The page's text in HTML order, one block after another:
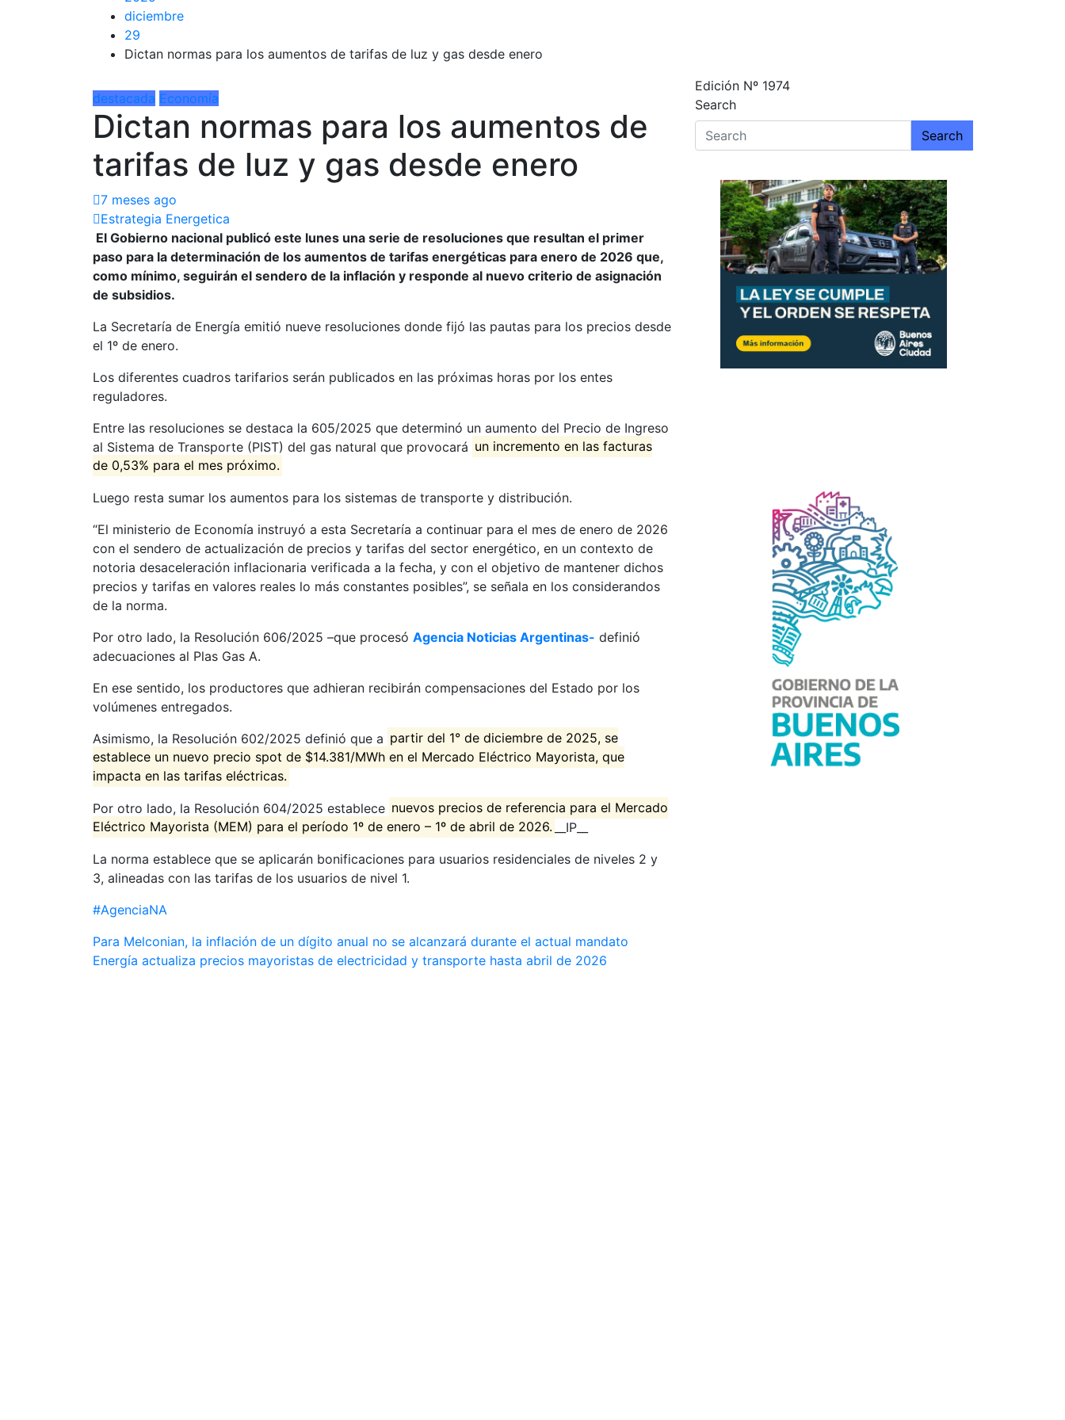
diciembre
29
Dictan normas para los aumentos de tarifas de luz y gas desde enero
destacada Economía
Dictan normas para los aumentos de
tarifas de luz y gas desde enero
7 meses ago
Estrategia Energetica
El Gobierno nacional publicó este lunes una serie de resoluciones que resultan el primer
paso para la determinación de los aumentos de tarifas energéticas para enero de 2026 que,
como mínimo, seguirán el sendero de la inflación y responde al nuevo criterio de asignación
de subsidios.
La Secretaría de Energía emitió nueve resoluciones donde fijó las pautas para los precios desde
el 1º de enero.
Los diferentes cuadros tarifarios serán publicados en las próximas horas por los entes
reguladores.
Entre las resoluciones se destaca la 605/2025 que determinó un aumento del Precio de Ingreso
al Sistema de Transporte (PIST) del gas natural que provocará un incremento en las facturas
de 0,53% para el mes próximo.
Luego resta sumar los aumentos para los sistemas de transporte y distribución.
“El ministerio de Economía instruyó a esta Secretaría a continuar para el mes de enero de 2026
con el sendero de actualización de precios y tarifas del sector energético, en un contexto de
notoria desaceleración inflacionaria verificada a la fecha, y con el objetivo de mantener dichos
precios y tarifas en valores reales lo más constantes posibles”, se señala en los considerandos
de la norma.
Por otro lado, la Resolución 606/2025 –que procesó Agencia Noticias Argentinas- definió
adecuaciones al Plas Gas A.
En ese sentido, los productores que adhieran recibirán compensaciones del Estado por los
volúmenes entregados.
Asimismo, la Resolución 602/2025 definió que a partir del 1° de diciembre de 2025, se
establece un nuevo precio spot de $14.381/MWh en el Mercado Eléctrico Mayorista, que
impacta en las tarifas eléctricas.
Por otro lado, la Resolución 604/2025 establece nuevos precios de referencia para el Mercado
Eléctrico Mayorista (MEM) para el período 1º de enero – 1º de abril de 2026.
__IP__
La norma establece que se aplicarán bonificaciones para usuarios residenciales de niveles 2 y
3, alineadas con las tarifas de los usuarios de nivel 1.
#AgenciaNA
Navegación
de
Para Melconian, la inflación de un dígito anual no se alcanzará durante el actual mandato
Energía actualiza precios mayoristas de electricidad y transporte hasta abril de 2026
Edición Nº 1974
Search
Search